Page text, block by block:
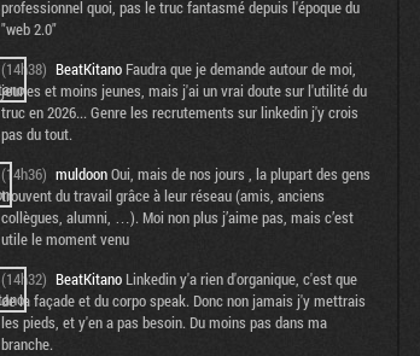
professionnel quoi, pas le truc fantasmé depuis l'époque du
"web 2.0"
(14h38) BeatKitano Faudra que je demande autour de moi,
jeunes et moins jeunes, mais j'ai un vrai doute sur l'utilité du
truc en 2026... Genre les recrutements sur linkedin j'y crois
pas du tout.
(14h36) muldoonOui, mais de nos jours , la plupart des gens
trouvent du travail grâce à leur réseau (amis, anciens
collègues, alumni, …). Moi non plus j’aime pas, mais c’est
utile le moment venu
(14h32) BeatKitano Linkedin y'a rien d'organique, c'est que
de la façade et du corpo speak. Donc non jamais j'y mettrais
les pieds, et y'en a pas besoin. Du moins pas dans ma
branche.